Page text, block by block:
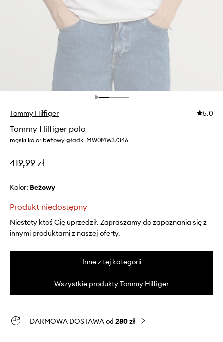
Tommy Hilfiger 5.0
Tommy Hilfiger polo
męski kolor beżowy gładki MW0MW37346
419,99 zł
Kolor: beżowy
Produkt niedostępny
Niestety ktoś Cię uprzedził. Zapraszamy do zapoznania się z
innymi produktami z naszej oferty.
Inne z tej kategorii
Wszystkie produkty Tommy Hilfiger
DARMOWA DOSTAWA od 280 zł